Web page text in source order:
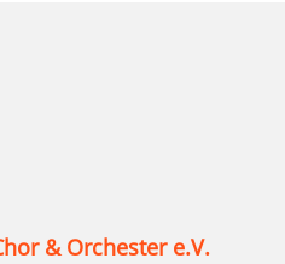
& Orchester e.V.